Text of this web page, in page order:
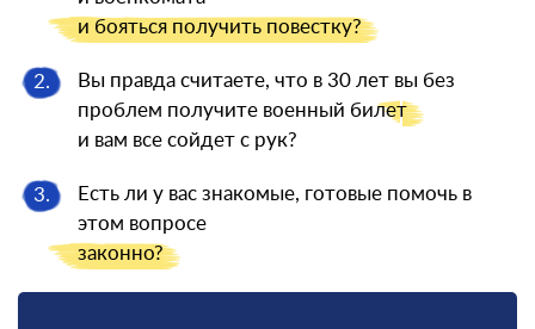
и бояться получить повестку?
2.
Вы правда считаете, что в 30 лет вы без
проблем получите военный билет
и вам все сойдет с рук?
3.
Есть ли у вас знакомые, готовые помочь в
этом вопросе
законно?